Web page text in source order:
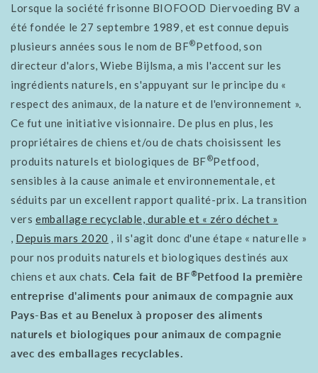
Lorsque la société frisonne BIOFOOD Diervoeding BV a
été fondée le 27 septembre 1989, et est connue depuis
plusieurs années sous le nom de BF®Petfood, son
directeur d'alors, Wiebe Bijlsma, a mis l'accent sur les
ingrédients naturels, en s'appuyant sur le principe du «
respect des animaux, de la nature et de l'environnement ».
Ce fut une initiative visionnaire. De plus en plus, les
propriétaires de chiens et/ou de chats choisissent les
produits naturels et biologiques de BF®Petfood,
sensibles à la cause animale et environnementale, et
séduits par un excellent rapport qualité-prix. La transition
vers emballage recyclable, durable et « zéro déchet »
, Depuis mars 2020 , il s'agit donc d'une étape « naturelle »
pour nos produits naturels et biologiques destinés aux
chiens et aux chats. Cela fait de BF®Petfood la première
entreprise d'aliments pour animaux de compagnie aux
Pays-Bas et au Benelux à proposer des aliments
naturels et biologiques pour animaux de compagnie
avec des emballages recyclables.